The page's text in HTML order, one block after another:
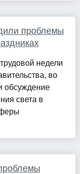
проблемы
недели
во
обсуждение
света в